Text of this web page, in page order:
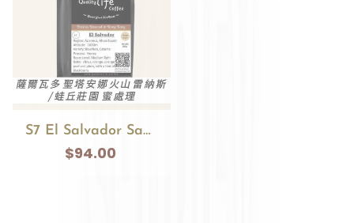
S7 El Salvador Santa Ana Cerro Las Ranas Honey
$94.00